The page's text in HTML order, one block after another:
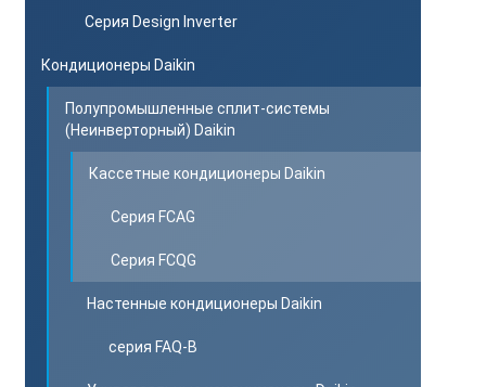
Серия Design Inverter
Кондиционеры Daikin
Полупромышленные сплит-системы
(Неинверторный) Daikin
Кассетные кондиционеры Daikin
Серия FCAG
Серия FCQG
Настенные кондиционеры Daikin
серия FAQ-B